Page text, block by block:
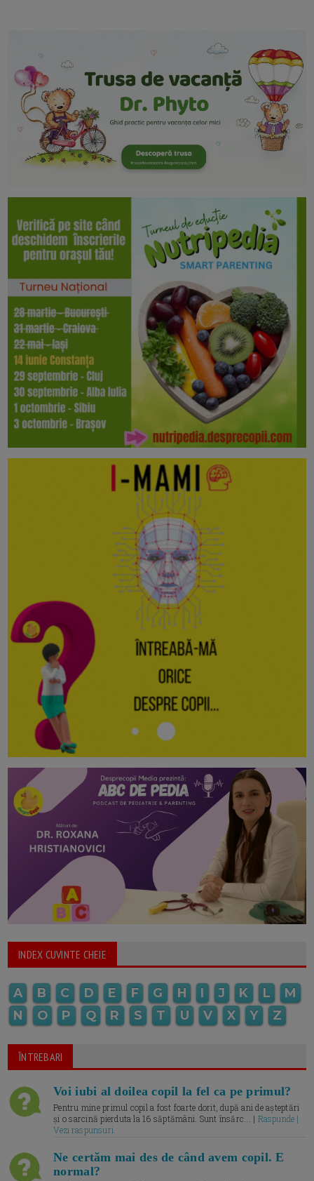
INDEX CUVINTE CHEIE
A B C D E F G H I J K L
M
N
O P Q R S T U V X Y Z
ÎNTREBARI
Voi iubi al doilea copil la fel ca pe primul?
Pentru mine primul copil a fost foarte dorit, după ani de așteptări
și o sarcină pierduta la 16 săptămâni. Sunt însărc... | Raspunde |
Vezi raspunsuri
Ne certăm mai des de când avem copil. E
normal?